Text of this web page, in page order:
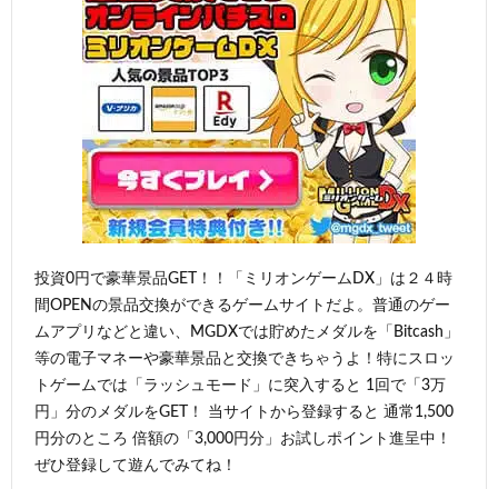
投資0円で豪華景品GET！！「ミリオンゲームDX」は２４時
間OPENの景品交換ができるゲームサイトだよ。普通のゲー
ムアプリなどと違い、MGDXでは貯めたメダルを「Bitcash」
等の電子マネーや豪華景品と交換できちゃうよ！特にスロッ
トゲームでは「ラッシュモード」に突入すると 1回で「3万
円」分のメダルをGET！ 当サイトから登録すると 通常1,500
円分のところ 倍額の「3,000円分」お試しポイント進呈中！
ぜひ登録して遊んでみてね！